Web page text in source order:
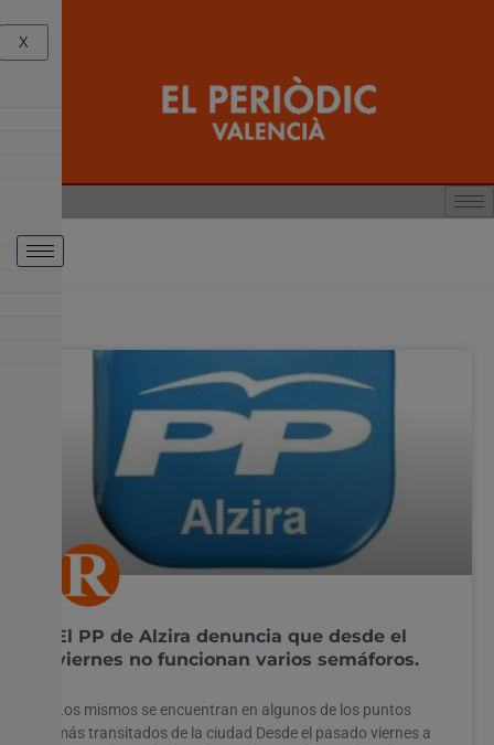
El PP de Alzira denuncia que desde el
viernes no funcionan varios semáforos.
Los mismos se encuentran en algunos de los puntos
más transitados de la ciudad Desde el pasado viernes a